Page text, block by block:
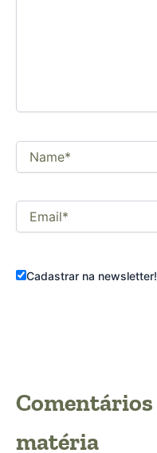
Name*
Email*
Cadastrar na newsletter!